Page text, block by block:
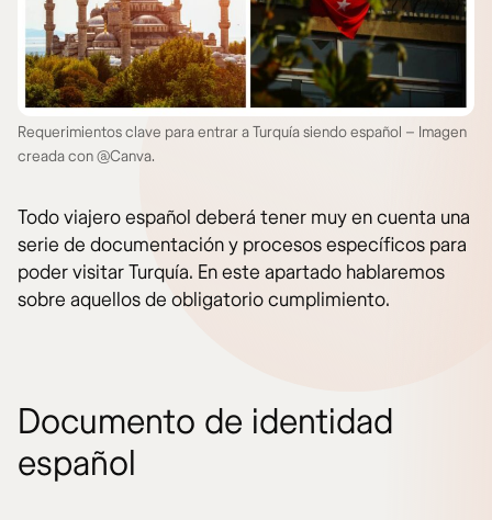
Requerimientos clave para entrar a Turquía siendo español – Imagen
creada con @Canva.
Todo viajero español deberá tener muy en cuenta una
serie de documentación y procesos específicos para
poder visitar Turquía. En este apartado hablaremos
sobre aquellos de obligatorio cumplimiento.
Documento de identidad
español